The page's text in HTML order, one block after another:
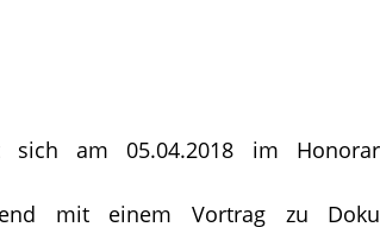
sich am 05.04.2018 im
mit einem Vortrag zu